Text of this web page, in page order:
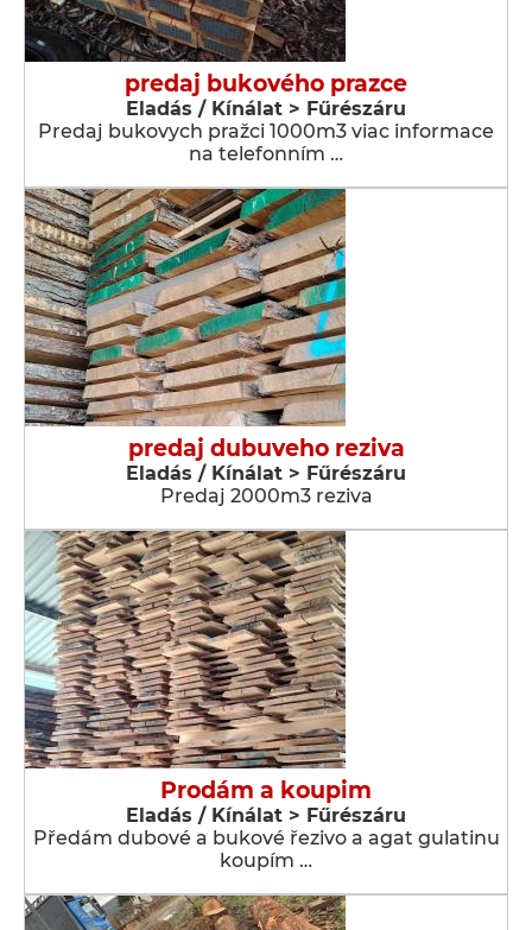
predaj bukového prazce
Eladás / Kínálat > Fűrészáru
Predaj bukovych pražci 1000m3 viac informace
na telefonním …
predaj dubuveho reziva
Eladás / Kínálat > Fűrészáru
Predaj 2000m3 reziva
Prodám a koupim
Eladás / Kínálat > Fűrészáru
Předám dubové a bukové řezivo a agat gulatinu
koupím …